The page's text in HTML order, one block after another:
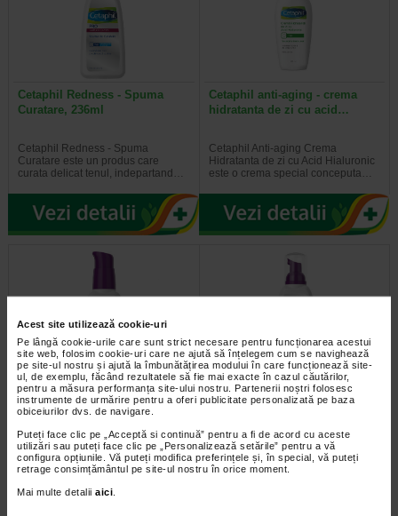
Acest site utilizează cookie-uri
Pe lângă cookie-urile care sunt strict necesare pentru funcționarea acestui
site web, folosim cookie-uri care ne ajută să înțelegem cum se navighează
pe site-ul nostru și ajută la îmbunătățirea modului în care funcționează site-
ul, de exemplu, făcând rezultatele să fie mai exacte în cazul căutărilor,
pentru a măsura performanța site-ului nostru. Partenerii noștri folosesc
instrumente de urmărire pentru a oferi publicitate personalizată pe baza
obiceiurilor dvs. de navigare.
Puteți face clic pe „Acceptă si continuă” pentru a fi de acord cu aceste
utilizări sau puteți face clic pe „Personalizează setările” pentru a vă
configura opțiunile. Vă puteți modifica preferințele și, în special, vă puteți
retrage consimțământul pe site-ul nostru în orice moment.
Mai multe detalii aici
Cetaphil Redness - Spuma
Curatare, 236ml
Cetaphil Redness - Spuma
Curatare este un produs care
curata delicat tenul, indepartand…
Cetaphil anti-aging - crema
hidratanta de zi cu acid…
Cetaphil Anti-aging Crema
Hidratanta de zi cu Acid Hialuronic
este o crema special conceputa…
Cetaphil Pro Spotcontrol
Creme Hydratante Spf30…
Cetaphil Pro Spotcontrol Creme
Hydratante Spf30 este o crema
destinata ingrijirii tenului gras…
Cetaphil Pro Spotcontrol Foam
Wash, 235ml
Cetaphil Pro Spotcontrol Foam
Wash este o spuma de curatare
care oferă ingrijire dermatologica…